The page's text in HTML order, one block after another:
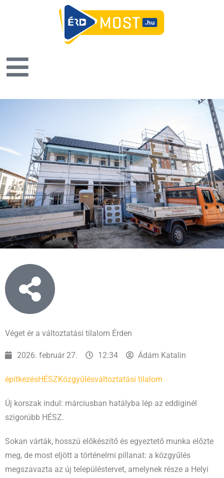
Véget ér a változtatási tilalom Érden
2026. február 27. 12:34 Ádám Katalin
építkezésHÉSZKözgyűlésváltoztatási tilalom
Új korszak indul: márciusban hatályba lép az eddiginél
szigorúbb HÉSZ.
Sokan várták, hosszú előkészítő és egyeztető munka előzte
meg, de most eljött a történelmi pillanat: a közgyűlés
megszavazta az új településtervet, amelynek része a Helyi